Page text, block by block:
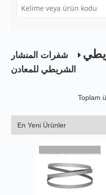
شفرات المنشار
الشريطي للمعادن
Toplam